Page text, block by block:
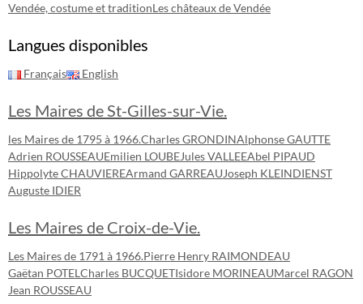
Vendée, costume et traditionLes châteaux de Vendée
Langues disponibles
Français English
Les Maires de St-Gilles-sur-Vie.
les Maires de 1795 à 1966.Charles GRONDINAlphonse GAUTTE
Adrien ROUSSEAUEmilien LOUBEJules VALLEEAbel PIPAUD
Hippolyte CHAUVIEREArmand GARREAUJoseph KLEINDIENST
Auguste IDIER
Les Maires de Croix-de-Vie.
Les Maires de 1791 à 1966.Pierre Henry RAIMONDEAU
Gaëtan POTELCharles BUCQUETIsidore MORINEAUMarcel RAGON
Jean ROUSSEAU